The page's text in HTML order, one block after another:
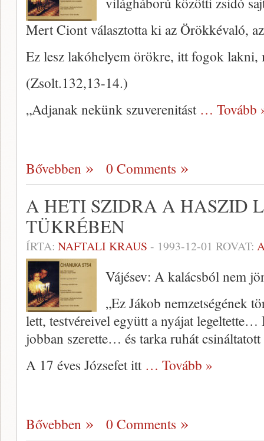
Mert Ciont választotta ki az Örökkévaló,
Ez lesz lakóhelyem örökre, itt fogok
(Zsolt.132,13-14.)
„Adjanak nekünk szuverenitást … Tovább
Bővebben 0 Comments
A HETI SZIDRA A HASZID
TÜKRÉBEN
ÍRTA: NAFTALI KRAUS - 1993-12-01 ROVAT:
Vájésev: A kalácsból nem
„Ez Jákob nemzetségének
lett, testvéreivel együtt a nyájat legeltette…
jobban szerette… és tarka ruhát
A 17 éves Józsefet itt … Tovább »
Bővebben 0 Comments